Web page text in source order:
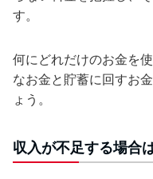
す。
何にどれだけのお金を
なお金と貯蓄に回すお
ょう。
収入が不足する場合